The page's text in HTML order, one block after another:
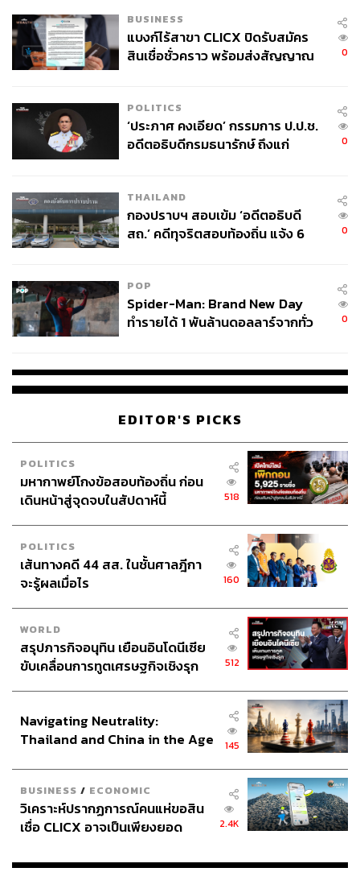
ประการ ทั้งการปรับเปลี่ยนบางรายชื่อ เช่น การสลับวีระศักดิ์
มาชิงเก้าอี้ประธานแทนนิฟาริด หรือแม้กระทั่งกรรมาธิการ
แรงงานที่ผลออกมาไม่เป็นไปตาม ‘โผ’ ที่ปรากฏก่อนหน้า
จากที่คาดการณ์ว่า ชินโชติ แสงสังข์
องค์การลูกจ้างแรงงานแห่งประเทศไทย จะได้เป็นประธาน
คณะกรรมาธิการแรงงานนั้น ผลปรากฏว่าวิรัตน์ รักษ์พันธ์
อดีตรองผู้ว่าราชการจังหวัดพัทลุง กลับได้เป็นแทน ถึงอย่างไร
ทั้งนี้มีรายงานข่าวว่า ชินโชติได้ขอถอนตัวจากการชิงเก้าอี้
ประธานคณะกรรมาธิการแรงงานเอง โดยแหล่งข่าวใน
กลุ่ม สว. สีน้ำเงิน
ขณะเดียวกันกรรมาธิการแรงงานถือว่ามีความสำคัญ เพราะ
มีโอกาสเชื่อมประสานโดยตรงกับกระทรวงแรงงานที่มี
ในคณะกรรมาธิการนี้จำนวน 18 คน มี สว. สายสีน้ำเงิน มาก
ถึง 16 คน ยกเว้นแล ดิลกวิทยรัตน์และเทวฤทธิ์ มณีฉาย
แดง กองมา สว. ที่ทำอาชีพค้าขายเนื้อหมู ได้เป็นรองประธาน
คณะกรรมาธิการการพัฒนาการเมืองฯ คนที่ 3
ภาพ:ศวิตา พูลเสถียร
เปิดตัวตนประธานคณะกรรมาธิการ 21 คณะ ใครเป็นใคร
อังคณา นีละไพจิตร
นักสิทธิมนุษยชน เป็นประธาน
คณะกรรมาธิการการพัฒนาการเมืองฯ
พล.ต.ท. บุญจันทร์ นวลสายอดีตรองผู้บัญชาการตำรวจ
BUSINESS
แบงก์ไร้สาขา CLICX ปิดรับสมัคร
สินเชื่อชั่วคราว พร้อมส่งสัญญาณ
0
POLITICS
‘ประภาศ คงเอียด’ กรรมการ ป.ป.ช.
อดีตอธิบดีกรมธนารักษ์ ถึงแก่
0
THAILAND
กองปราบฯ สอบเข้ม ‘อดีตอธิบดี
สถ.’ คดีทุจริตสอบท้องถิ่น แจ้ง 6
0
POP
Spider-Man: Brand New Day
ทำรายได้ 1 พันล้านดอลลาร์จากทั่ว
0
EDITOR'S PICKS
POLITICS
มหากาพย์โกงข้อสอบท้องถิ่น ก่อน
เดินหน้าสู่จุดจบในสัปดาห์นี้
518
POLITICS
เส้นทางคดี 44 สส. ในชั้นศาลฎีกา
จะรู้ผลเมื่อไร
160
WORLD
สรุปภารกิจอนุทิน เยือนอินโดนีเซีย
ขับเคลื่อนการทูตเศรษฐกิจเชิงรุก
512
Navigating Neutrality:
Thailand and China in the Age
145
BUSINESS / ECONOMIC
วิเคราะห์ปรากฏการณ์คนแห่ขอสิน
เชื่อ CLICX อาจเป็นเพียงยอด
เรือนไทยที่ถูกซุกไว้
2.4K